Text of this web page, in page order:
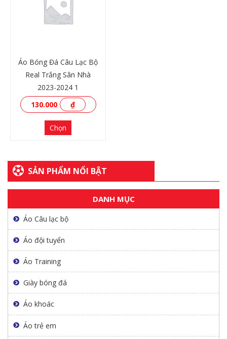
XEM THÊM
Áo Bóng Đá Câu Lạc Bộ
Real Trắng Sân Nhà
2023-2024 1
130.000
₫
Chọn
SẢN PHẨM NỔI BẬT
DANH MỤC
Áo Câu lạc bộ
Áo đội tuyển
Áo Training
Giày bóng đá
Áo khoác
Áo trẻ em